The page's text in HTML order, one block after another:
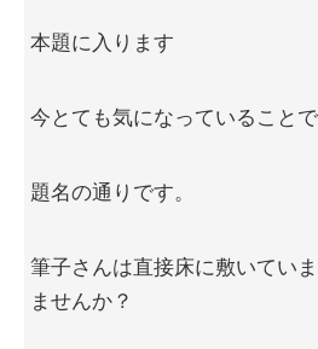
本題に入ります
今とても気になっていることで
題名の通りです。
筆子さんは直接床に敷いてい
ませんか？